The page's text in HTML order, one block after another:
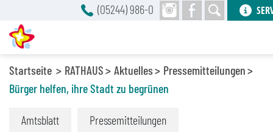
Startseite RATHAUS Aktuelles
Pressemitteilungen
Bürger helfen, ihre Stadt zu begrünen
Amtsblatt Pressemitteilungen
(05244) 986-0